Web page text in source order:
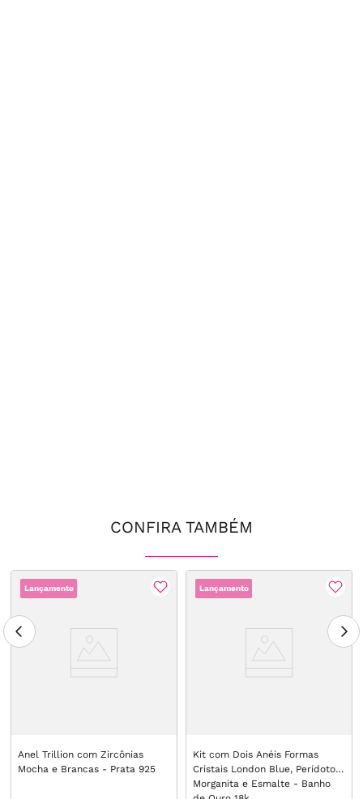
CONFIRA TAMBÉM
Lançamento
Anel Trillion com Zircônias
Mocha e Brancas - Prata 925
Lançamento
Kit com Dois Anéis Formas
Cristais London Blue, Peridoto,
Morganita e Esmalte - Banho